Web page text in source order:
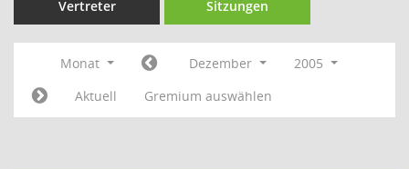
Vertreter Sitzungen
Monat Dezember
2005
Aktuell
Gremium auswählen